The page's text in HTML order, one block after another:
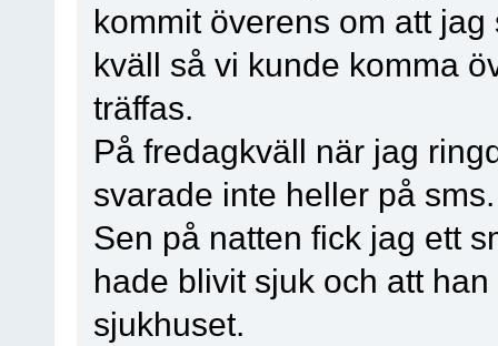
kommit överens om att
kväll så vi kunde komma
träffas.
På fredagkväll när jag
svarade inte heller på sms.
Sen på natten fick jag ett
hade blivit sjuk och att
sjukhuset.